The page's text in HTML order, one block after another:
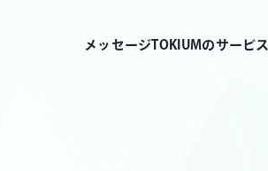
メッセージTOKIUMのサービス